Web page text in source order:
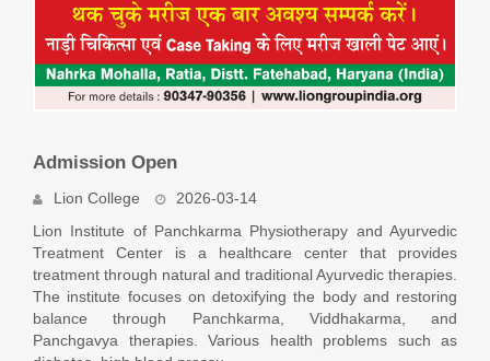
Admission Open
Lion College
2026-03-14
Lion Institute of Panchkarma Physiotherapy and Ayurvedic
Treatment Center is a healthcare center that provides
treatment through natural and traditional Ayurvedic therapies.
The institute focuses on detoxifying the body and restoring
balance through Panchkarma, Viddhakarma, and
Panchgavya therapies. Various health problems such as